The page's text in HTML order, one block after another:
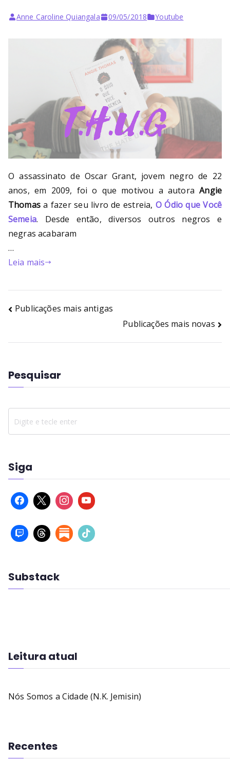
Anne Caroline Quiangala 09/05/2018 Youtube
O assassinato de Oscar Grant, jovem negro de 22
anos, em 2009, foi o que motivou a autoraAngie
Thomasa fazer seu livro de estreia, O Ódio que Você
Semeia. Desde então, diversos outros negros e
negras acabaram
…
Leia mais
Publicações mais antigas
Publicações mais novas
Pesquisar
Siga
Substack
Leitura atual
Nós Somos a Cidade (N.K. Jemisin)
Recentes